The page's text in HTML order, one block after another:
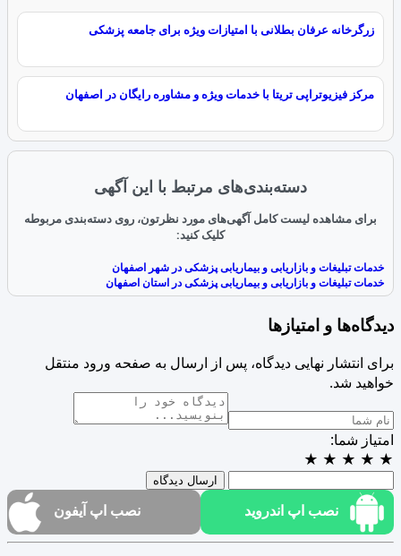
زرگرخانه عرفان بطلانی با امتیازات ویژه برای جامعه پزشکی
مرکز فیزیوتراپی تریتا با خدمات ویژه و مشاوره رایگان در اصفهان
دسته‌بندی‌های مرتبط با این آگهی
برای مشاهده لیست کامل آگهی‌های مورد نظرتون، روی دسته‌بندی مربوطه
کلیک کنید:
خدمات تبلیغات و بازاریابی و بیماریابی پزشکی در شهر اصفهان
خدمات تبلیغات و بازاریابی و بیماریابی پزشکی در استان اصفهان
دیدگاه‌ها و امتیازها
برای انتشار نهایی دیدگاه، پس از ارسال به صفحه ورود منتقل
خواهید شد.
امتیاز شما:
★
★
★
★
★
ارسال دیدگاه
نصب اپ اندروید نصب اپ آیفون